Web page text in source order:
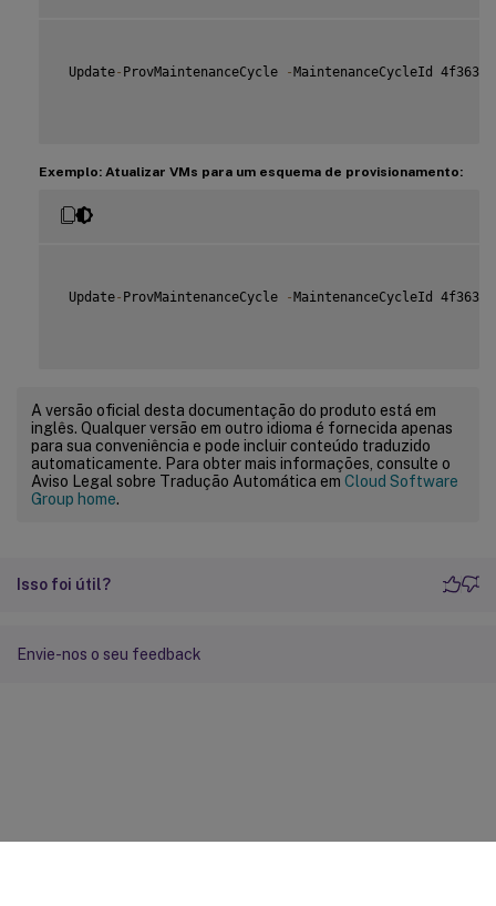
Update- ProvMaintenanceCycle -MaintenanceCycleId
Exemplo: Atualizar VMs para um esquema de provisionamento:
Update- ProvMaintenanceCycle -MaintenanceCycleId
A versão oficial desta documentação do produto está em
inglês. Qualquer versão em outro idioma é fornecida apenas
para sua conveniência e pode incluir conteúdo traduzido
automaticamente. Para obter mais informações, consulte o
Aviso Legal sobre Tradução Automática em Cloud Software
Group home.
Isso foi útil?
Envie-nos o seu feedback